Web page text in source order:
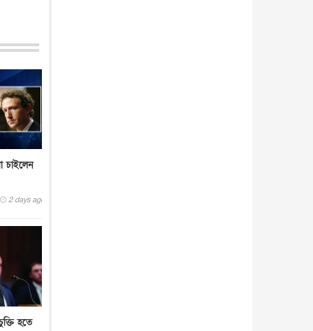
চাইলেন
2 days ago
হতে